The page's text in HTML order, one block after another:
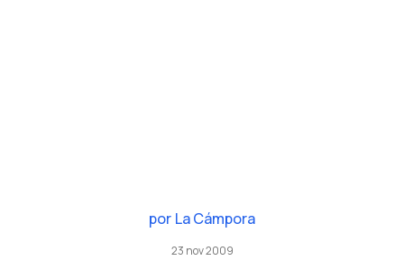
por La Cámpora
23 nov 2009